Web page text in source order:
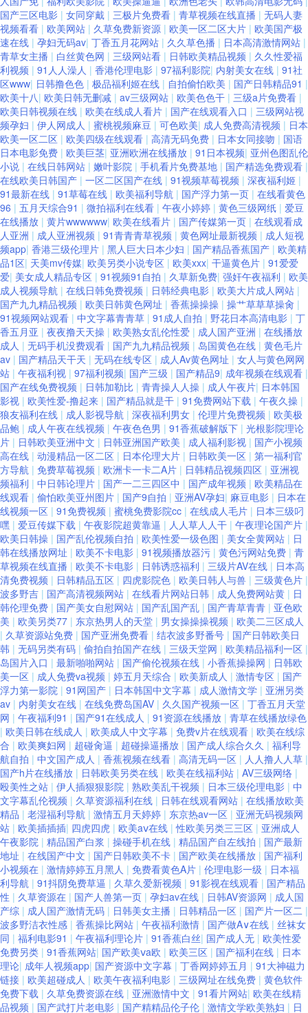
院 国产91九色蝌蚪视频 欧美亚洲私人 91AV播报 亚州人人色 成人综合色区
九九打炮 欧美91 日韩污久久一区 香蕉蜜桃小视频 91社区在线 成人播放在线
国产青青草热热热 九九re视频在线观看 青青草大香蕉17 五月开心激情久久
伊人 1024精品视频 91秘成人秘密入口导航 亚洲肉肉网 成人无码人妻 美女
操逼网站国产 91桃色网站 91com视频精彩 91停停色网 三级免费黄 91苹果tv
国产精品国产精品国产 51麻豆精品 91亚洲大成网污www 草草91视频 激情
深爱中文字幕 午夜寂寞视频福利 91后入丝袜翘臀视频 爱豆传媒麻豆 男人av
站 久久六视频 精品国产精 四虎淫网在线 91国产视频网站 avav福利 国产欧
美线熟精 久荜中文字幕 成人无码视频免费播放 久久玖玖 91成人18 豆花网逼
网 黄色妇片国际性情 午夜福利微拍 91色免费在线观看 草莓视频入口 天天干
天天做 亚洲强奸av 亚洲第一夜综合 草莓视频免费入口 大香蕉精超碰 日韩超
碰在线 91网站在线观看免费 伊人日韩无码 九九大香蕉伊人视频 四虎性爱网
站 自拍自慰视频 久草ab 91色资源站 国产SUV精品一区 欧美日韩国语中字
91视频福利网 福利社免费体验黄 91福利姬 不卡中文一二一三 九九精品免费
视频 无码欧美一区二区 91一区视频 亚洲色www 91网页版极品 成人福利区
在线观看 久久这里精品 色片儿视频 宅福利精品区 福利秒拍91 日韩AV资源
在线共享 91超碰碰在线 91小电影 国产精品内射 人妻网人人人 亚洲国产欧美
成人 91视频网站豆花 超碰在线国产人人 日韩午夜福利精品 91免费视频在线
播放 成人福利影院无码 久久国产精品人妻 三级久久视频 91麻豆传媒免费卡
通 一区一区一去一级 海角aa片 中文一区二区 国产黄色香蕉 欧美超碰91 日
韩A片123 92福利视频网 色狼九区 伦理视频91 www91簧片 一区二区成人
人人色超碰 超碰在线搞99 国产日韩内射 国内国产精品天干天干 豆花官网入
口 亚洲色图手机版 国产精品福利久久 91大神社区在线播放
国产三区电影 | 女同穿戴 | 三极片免费看 | 青草视频在线直播 | 无码人妻
视频看看 | 欧美网站 | 久草免费新资源 | 欧美一区二区大片 | 欧美国产极
速在线 | 孕妇无码av| 丁香五月花网站 | 久久草色播 | 日本高清激情网站 |
青草女主播 | 白丝黄色网 | 三级网站看 | 日韩欧美精品视频 | 久久性爱福
利视频 | 91人人澡人 | 香港伦理电影 | 97福利影院| 内射美女在线 | 91社
区www| 日韩撸色色 | 极品福利姬在线 | 自拍偷怕欧美 | 国产日韩精品91 |
欧美十八| 欧美日韩无删减 | av三级网站 | 欧美色色干 | 三级a片免费看 |
欧美日韩视频在线 | 欧美在线成人看片 | 国产在线观看入口 | 三级网站视
频孕妇 | 伊人网成人 | 蜜桃视频麻豆 | 可色欧美| 成人免费高清视频 | 日本
欧美一区二区 | 欧美四级在线观看 | 高清无码免费 | 日本女同接吻 | 国语
日本电影免费 | 欧美巨茎| 亚洲欧洲在线播放 | 91日本视频| 亚州色图乱伦
小说 | 在线日韩网站 | 嫩叶影院 | 手机看片免费基地 | 国产精选免费观看 |
在线欧美日韩国产 | 一区二区国产在线 | 91视频草莓视频 | 深夜福利姬 |
91最新在线 | 91草莓在线 | 欧美福利导航 | 国产浮力第一页 | 在线看黄色
96 | 五月天综合91 | 微拍福利在线看 | 午夜小婷婷 | 黄色三级网纸 | 爱豆
在线播放 | 黄片wwwwww| 欧美在线看片 | 国产传媒第一页 | 在线观看成
人亚洲 | 成人亚洲视频 | 91青青青草视频 | 黄色网址最新视频 | 成人短视
频app| 香港三级伦理片 | 黑人巨大日本少妇 | 国产精品香蕉国产 | 欧美精
品1区| 天美mv传媒| 欧美另类小说专区 | 欧美xxx| 干逼黄色片 | 91爱爱
爱| 美女成人精品专区 | 91视频91自拍 | 久草新免费| 强奸午夜福利 | 欧美
成人视频导航 | 在线日韩免费视频 | 日韩经典电影 | 欧美大片成人网站 |
国产九九精品视频 | 欧美日韩黄色网址 | 香蕉操操操 | 操艹草草草操肏 |
91视频网站观看 | 中文字幕青青草 | 91成人自拍 | 野花日本高清电影 | 丁
香五月亚 | 夜夜撸天天操 | 欧美熟女乱伦性爱 | 成人国产亚洲 | 在线播放
成人 | 无码手机没费观看 | 国产九九精品视频 | 岛国黄色在线 | 黄色毛片
av | 国产精品天干天 | 无码在线专区 | 成人Av黄色网址 | 女人与黄色网网
站 | 午夜福利视 | 97福利视频| 国产三级 | 国产精品9| 成年视频在线观看 |
国产在线免费视频 | 日韩加勒比 | 青青操人人操 | 成人午夜片| 日本韩国
影视 | 欧美性爱-撸起来 | 国产精品就是干 | 91免费网站下载 | 午夜久操 |
狼友福利在线 | 成人影视导航 | 深夜福利男女 | 伦理片免费视频 | 欧美极
品鲍 | 成人午夜在线视频 | 午夜色色男 | 91香蕉破解版下 | 光根影院理论
片 | 日韩欧美亚洲中文 | 日韩亚洲国产欧美 | 成人福利影视 | 国产小视频
高在线 | 动漫精品一区二区 | 日本伦理大片 | 日韩欧美一区 | 第一福利官
方导航 | 免费草莓视频 | 欧洲卡一卡二A片 | 日韩精品视频四区 | 亚洲视
频福利 | 中日韩论理片 | 国产一二三四区中 | 国产成年视频 | 欧美精品在
线观看 | 偷怕欧美亚州图片 | 国产9自拍 | 亚洲AV孕妇| 麻豆电影 | 日本在
线视频一区 | 91免费视频 | 蜜桃免费影院cc | 在线成人毛片 | 日本三级叼
嘿 | 爱豆传媒下载 | 午夜影院超黄靠逼 | 人人草人人干 | 午夜理论国产片 |
欧美日韩操 | 国产乱伦视频自拍 | 欧美性爱一级色图 | 美女全黄网站 | 日
韩在线播放网址 | 欧美不卡电影 | 91视频播放器污 | 黄色污网站免费 | 青
草视频在线直播 | 欧美不卡电影 | 日韩诱惑福利 | 三级片AV在线 | 日本高
清免费视频 | 日韩精品五区 | 四虎影院色 | 欧美日韩人与兽 | 三级黄色片 |
波多野吉 | 国产高清视频网站 | 在线看片网站日韩 | 成人免费网站黄 | 日
韩伦理免费 | 国产美女自慰网站 | 国产乱国产乱 | 国产青草青青 | 亚色欧
美 | 欧美另类77 | 东京热男人的天堂 | 男女操操操视频 | 欧美二三区成人
| 久草资源站免费 | 国产亚洲免费看 | 结衣波多野番号 | 国产日韩欧美日
韩 | 无码另类有码 | 偷拍自拍国产在线 | 三级天堂网 | 欧美精品福利一区 |
岛国片入口 | 最新啪啪网站 | 国产偷伦视频在线 | 小香蕉操操网 | 日韩欧
美一区 | 成人免费va视频 | 婷五月天综合 | 欧美新成人 | 激情专区 | 国产
浮力第一影院 | 91网国产 | 日本韩国中文字幕 | 成人激情文学 | 亚洲另类
av | 内射美女在线 | 在线免费岛国AV | 久久国产视频一区 | 丁香五月天堂
网 | 午夜福利91 | 国产91在线成人 | 91资源在线播放 | 青草在线播放绿色
| 欧美日韩在线成人 | 欧美成人中文字幕 | 免费v片在线观看 | 欧美在线综
合 | 欧美爽妇网 | 超碰肏逼 | 超碰操逼播放 | 国产成人综合久久 | 福利导
航自拍 | 中文国产成人 | 香蕉视频在线看 | 高清无码一区 | 人人撸人人草 |
国产h片在线播放 | 日韩欧美另类在线 | 欧美在线福利站 | AV三级网络 |
殴美性之站 | 伊人插狠狠影院 | 熟欧美乱干视频 | 日本三级伦理电影 | 中
文字幕乱伦视频 | 久草资源福利在线 | 日韩在线观看网站 | 在线播放欧美
精品 | 老湿福利导航 | 激情五月天婷婷 | 东京热av一区 | 亚洲无码视频网
站 | 欧美插插插| 四虎四虎 | 欧美aⅴ在线 |性欧美另类三三区 | 亚洲成人
午夜影院 | 精品国产白浆 | 操碰手机在线 | 精品国产自左线拍 | 国产最新
地址 | 在线国产中文 | 国产日韩欧美不卡 | 国产欧美在线播放 | 国产福利
小视频在 | 激情婷婷五月黑人 | 免费看黄色A片 | 伦理电影一级 | 日本福
利导航 | 91抖阴免费草逼 | 久草久爱新视频 | 91影视在线观看 | 国产精品
性 | 久草资源在 | 国产人兽第一页 | 孕妇av在线 | 日韩AV资源网 | 成人国
产综 | 成人国产激情无码 | 日韩美女主播 | 日韩精品一区 | 国产片一区二 |
波多野洁衣性感 | 香蕉操比网站 | 午夜福利激情 | 国产做A∨在线 | 丝袜女
同 | 福利电影91 | 午夜福利理论片 | 91香蕉白丝| 国产成人无 | 欧美性爱
免费另类 | 91香蕉网站| 国产欧美ⅴa欧 | 欧美三区 | 国产福利在线 | 日本
理论| 成年人视频app| 国产资源中文字幕 | 丁香网婷婷五月 | 91大神磁力
链接 | 欧美超碰成人 | 欧美午夜福利电影 | 三级网址在线免费 | 黄色软件
免费下载 | 久草免费资源在线 | 亚洲激情中文 | 91看片网站| 欧美在线精
品视频 | 国产武打片老电影 | 国产精精品伦子伦 | 激情文学欧美熟妇 | 日